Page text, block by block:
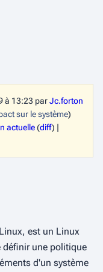
à 13:23 parJc.forton
sur le système)
actuelle(diff) |
est un Linux
définir une politique
d'un système